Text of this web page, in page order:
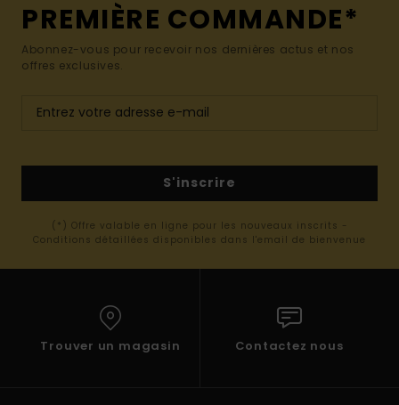
PREMIÈRE COMMANDE*
Abonnez-vous pour recevoir nos dernières actus et nos
offres exclusives.
S'inscrire
(*) Offre valable en ligne pour les nouveaux inscrits -
Conditions détaillées disponibles dans l'email de bienvenue
Trouver un magasin Contactez nous